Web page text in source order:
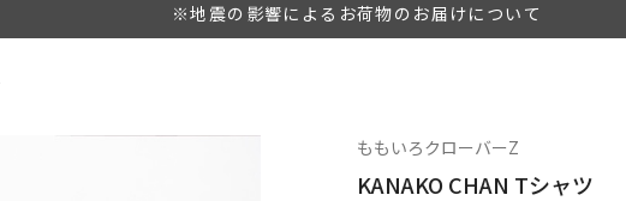
※地震の影響によるお荷物のお届けについて
ももいろクローバーZ
KANAKO CHAN Tシャツ